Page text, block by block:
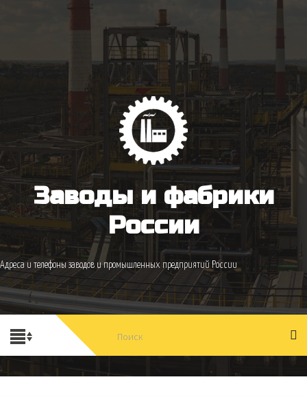
Заводы и фабрики
России
Адреса и телефоны заводов и промышленных предприятий России